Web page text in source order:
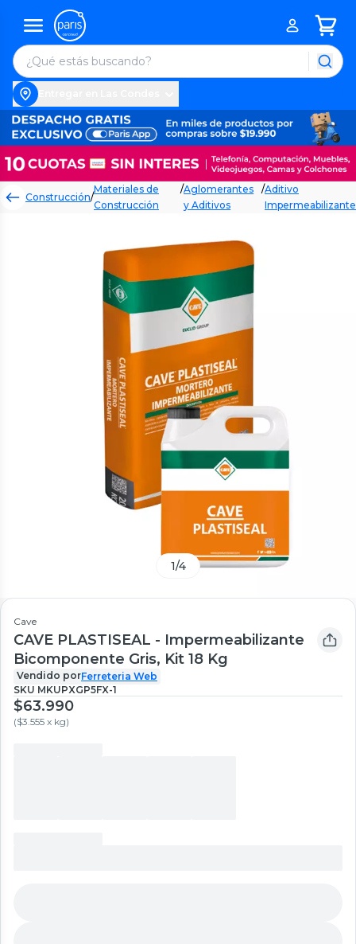
Construcción/
Materiales de
Construcción
/Aglomerantes
y Aditivos
/Aditivo
Impermeabilizante
1/4
Cave
CAVE PLASTISEAL - Impermeabilizante
Bicomponente Gris, Kit 18 Kg
Vendido porFerreteria Web
SKU MKUPXGP5FX-1
$63.990
($3.555 x kg)